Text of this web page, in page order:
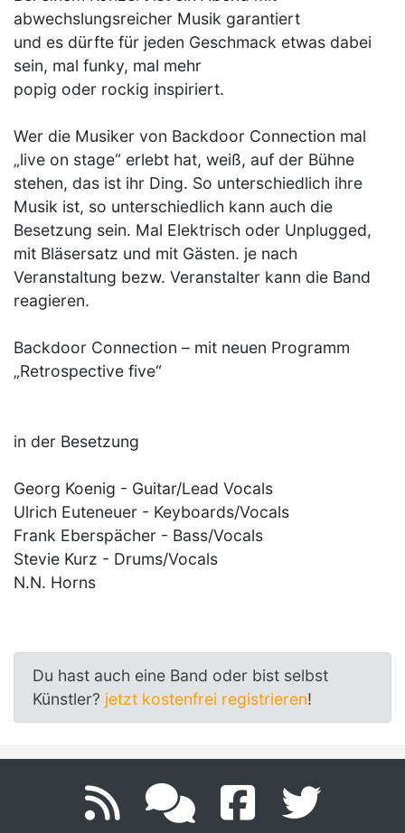
abwechslungsreicher Musik garantiert
und es dürfte für jeden Geschmack etwas dabei
sein, mal funky, mal mehr
popig oder rockig inspiriert.
Wer die Musiker von Backdoor Connection mal
„live on stage“ erlebt hat, weiß, auf der Bühne
stehen, das ist ihr Ding. So unterschiedlich ihre
Musik ist, so unterschiedlich kann auch die
Besetzung sein. Mal Elektrisch oder Unplugged,
mit Bläsersatz und mit Gästen. je nach
Veranstaltung bezw. Veranstalter kann die Band
reagieren.
Backdoor Connection – mit neuen Programm
„Retrospective five“
in der Besetzung
Georg Koenig - Guitar/Lead Vocals
Ulrich Euteneuer - Keyboards/Vocals
Frank Eberspächer - Bass/Vocals
Stevie Kurz - Drums/Vocals
N.N. Horns
Du hast auch eine Band oder bist selbst
Künstler? jetzt kostenfrei registrieren!